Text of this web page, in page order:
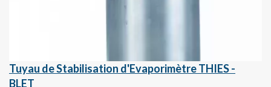
Tuyau de Stabilisation d'Evaporimètre THIES -
BLET